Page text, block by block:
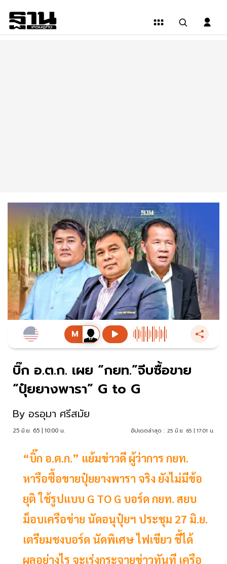
บิ๊ก อ.ต.ก. เผย “กยท.”จีบซื้อขาย
“ปุ๋ยยางพารา” G to G
By อรอุมา ศรีสมัย
25 มิ.ย. 65 | 10:00 น. อัปเดตล่าสุด : 25 มิ.ย. 65 | 17:01 น.
“บิ๊ก อ.ต.ก.” แย้มข่าวดี ผู้ว่าการ กยท.
หารือซื้อขายปุ๋ยยางพารา จริง ยังไม่มีข้อ
ยุติ ใช้รูปแบบ G TO G บอร์ด กยท. สยบ
ม็อบเครือข่าย นัดอนุปุ๋ยฯ ประชุม 27 มิ.ย.
เตรียมชงบอร์ด นัดพิเศษ ไฟเขียว ชี้ได้
ผลอย่างไร จะเร่งกระจายข่าวทันที เครือ